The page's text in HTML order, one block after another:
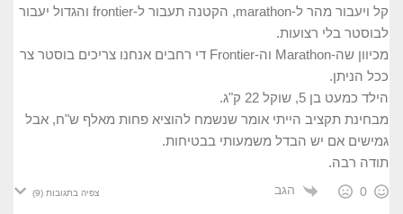
קל ויעבור מהר ל-marathon, הקטנה תעבור ל-frontier והגדול יעבור
לבוסטר בלי רצועות.
מכיוון שה-Marathon וה-Frontier די רחבים אנחנו צריכים בוסטר צר
ככל הניתן.
הילד כמעט בן 5, שוקל 22 ק"ג.
מבחינת תקציב הייתי אומר שנשמח להוציא פחות מאלף ש"ח, אבל
גמישים אם יש הבדל משמעותי בבטיחות.
תודה רבה.
0 הגב צפיה בתגובות (9)